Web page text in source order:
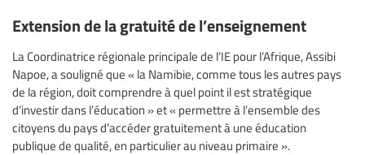
Extension de la gratuité de l’enseignement
La Coordinatrice régionale principale de l’IE pour l’Afrique, Assibi
Napoe, a souligné que « la Namibie, comme tous les autres pays
de la région, doit comprendre à quel point il est stratégique
d’investir dans l’éducation » et « permettre à l’ensemble des
citoyens du pays d’accéder gratuitement à une éducation
publique de qualité, en particulier au niveau primaire ».